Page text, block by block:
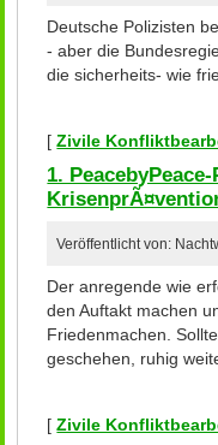
Deutsche Polizisten
- aber die
die sicherheits- wie
[Zivile
1.
Veröffentlicht von:
Der anregende wie
den Auftakt machen
Friedenmachen.
geschehen, ruhig
[Zivile